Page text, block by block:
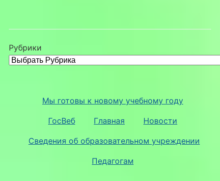
Рубрики
Мы готовы к новому учебному году
ГосВеб Главная Новости
Сведения об образовательном учреждении
Педагогам